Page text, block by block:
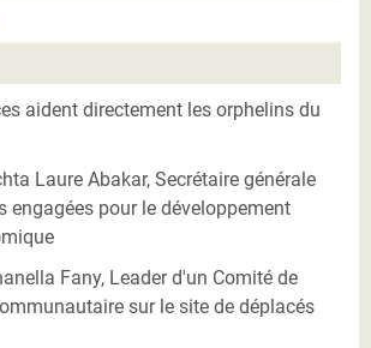
aident directement les orphelins du
Laure Abakar, Secrétaire générale
engagées pour le développement
Fany, Leader d'un Comité de
sur le site de déplacés